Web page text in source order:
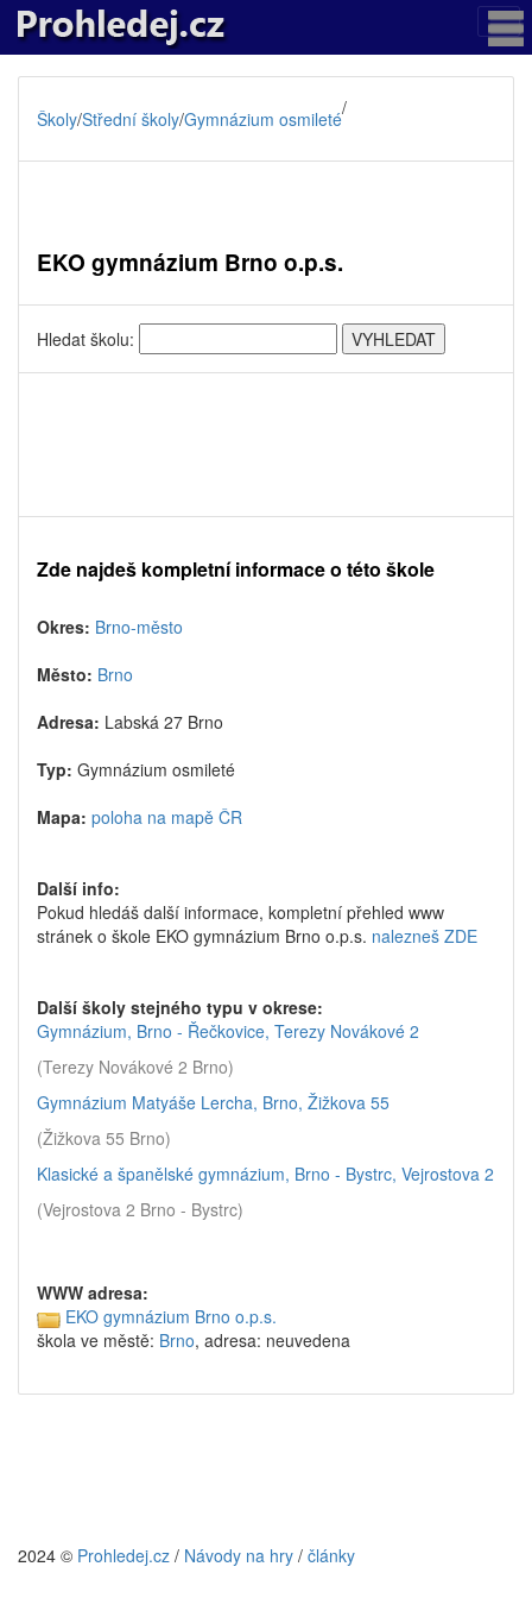
Školy/Střední školy/Gymnázium osmileté/
EKO gymnázium Brno o.p.s.
Hledat školu:
Zde najdeš kompletní informace o této škole
Okres: Brno-město
Město: Brno
Adresa: Labská 27 Brno
Typ: Gymnázium osmileté
Mapa: poloha na mapě ČR
Další info:
Pokud hledáš další informace, kompletní přehled www
stránek o škole EKO gymnázium Brno o.p.s. nalezneš ZDE
Další školy stejného typu v okrese:
Gymnázium, Brno - Řečkovice, Terezy Novákové 2
(Terezy Novákové 2 Brno)
Gymnázium Matyáše Lercha, Brno, Žižkova 55
(Žižkova 55 Brno)
Klasické a španělské gymnázium, Brno - Bystrc, Vejrostova 2
(Vejrostova 2 Brno - Bystrc)
WWW adresa:
EKO gymnázium Brno o.p.s.
škola ve městě: Brno, adresa: neuvedena
2024 © Prohledej.cz / Návody na hry / články